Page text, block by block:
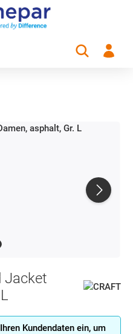
Jacket
Kundendaten ein, um